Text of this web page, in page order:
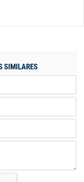
supermercado,
clientes. La isla es
estratégico y de
SIMILARES